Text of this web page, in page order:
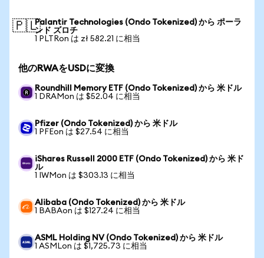
🇵🇱Palantir Technologies (Ondo Tokenized) から ポーラ
ンド ズロチ
1 PLTRon は zł 582.21 に相当
他のRWAをUSDに変換
Roundhill Memory ETF (Ondo Tokenized) から 米ドル
1 DRAMon は $52.04 に相当
Pfizer (Ondo Tokenized) から 米ドル
1 PFEon は $27.54 に相当
iShares Russell 2000 ETF (Ondo Tokenized) から 米ド
ル
1 IWMon は $303.13 に相当
Alibaba (Ondo Tokenized) から 米ドル
1 BABAon は $127.24 に相当
ASML Holding NV (Ondo Tokenized) から 米ドル
1 ASMLon は $1,725.73 に相当